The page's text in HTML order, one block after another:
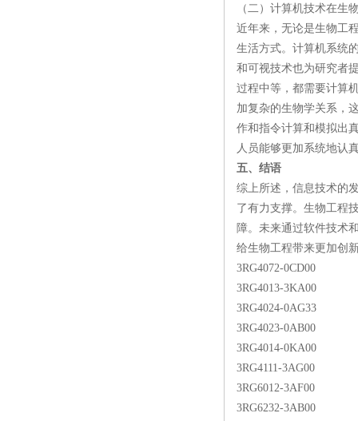
（二）计算机技术在生
近年来，无论是生物工
生活方式。计算机系统
和可视技术也为研究者
过程中等，都需要计算
加复杂的生物学关系，
作和指令计算和模拟出
人员能够更加系统地认
五、结语
综上所述，信息技术的
了有力支撑。生物工程
障。未来通过软件技术
给生物工程带来更加创
3RG4072-0CD00
3RG4013-3KA00
3RG4024-0AG33
3RG4023-0AB00
3RG4014-0KA00
3RG4111-3AG00
3RG6012-3AF00
3RG6232-3AB00